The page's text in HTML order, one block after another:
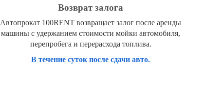
Возврат залога
Автопрокат 100RENT возвращает залог после аренды
машины с удержанием стоимости мойки автомобиля,
перепробега и перерасхода топлива.
В течение суток после сдачи авто.